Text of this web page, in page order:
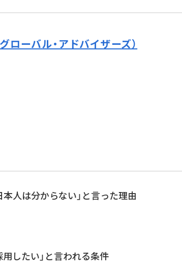
ローバル・アドバイザーズ）
本人は分からない」と言った理由
用したい」と言われる条件